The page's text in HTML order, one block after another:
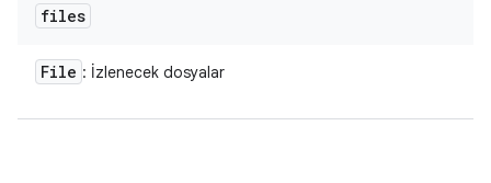
files
File : İzlenecek dosyalar